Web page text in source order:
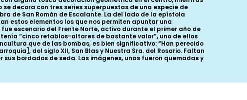
decora con tres series superpuestas de una especie de
de San Román de Escalante. La del lado de la epístola
estos elementos los que nos permiten apuntar una
escenario del Frente Norte, activo durante el primer año de
“cinco retablos-altares de bastante valor”, uno de ellos
que de las bombas, es bien significativo: “Han perecido
del siglo XII, San Blas y Nuestra Sra. del Rosario. Faltan
bordados de seda. Las imágenes, unas fueron quemadas y